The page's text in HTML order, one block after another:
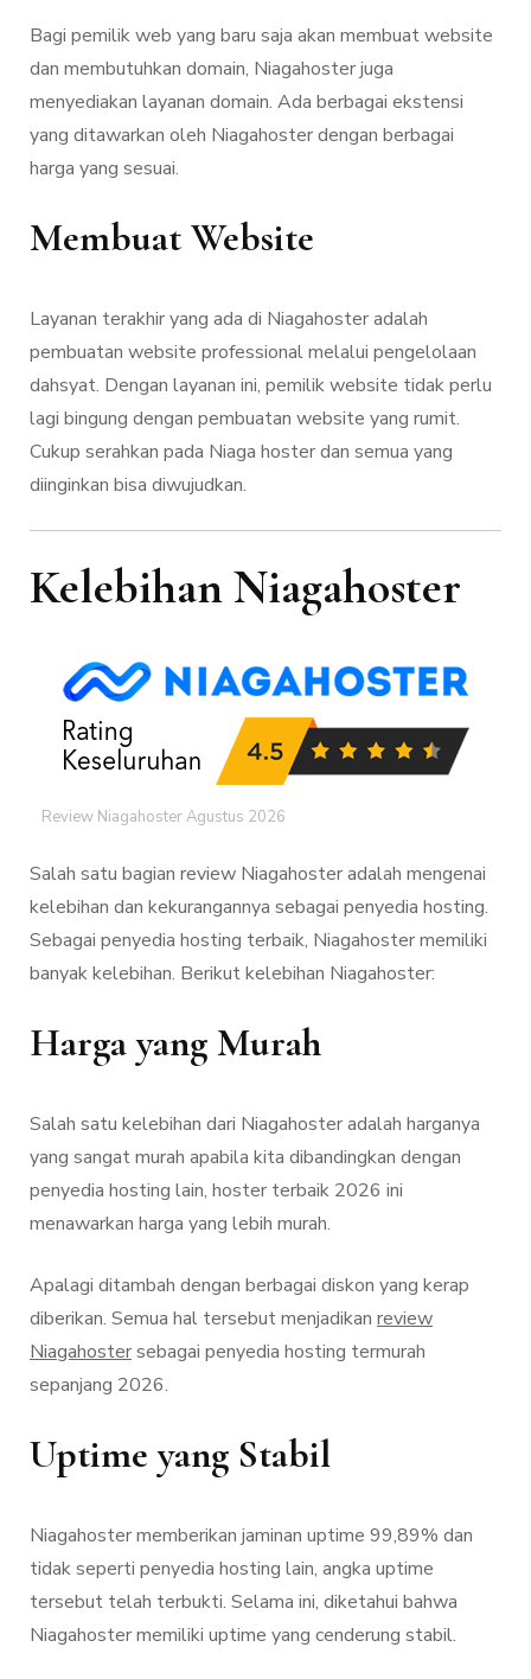
Bagi pemilik web yang baru saja akan membuat website
dan membutuhkan domain, Niagahoster juga
menyediakan layanan domain. Ada berbagai ekstensi
yang ditawarkan oleh Niagahoster dengan berbagai
harga yang sesuai.
Membuat Website
Layanan terakhir yang ada di Niagahoster adalah
pembuatan website professional melalui pengelolaan
dahsyat. Dengan layanan ini, pemilik website tidak perlu
lagi bingung dengan pembuatan website yang rumit.
Cukup serahkan pada Niaga hoster dan semua yang
diinginkan bisa diwujudkan.
Kelebihan Niagahoster
Review Niagahoster Agustus 2026
Salah satu bagian review Niagahoster adalah mengenai
kelebihan dan kekurangannya sebagai penyedia hosting.
Sebagai penyedia hosting terbaik, Niagahoster memiliki
banyak kelebihan. Berikut kelebihan Niagahoster:
Harga yang Murah
Salah satu kelebihan dari Niagahoster adalah harganya
yang sangat murah apabila kita dibandingkan dengan
penyedia hosting lain, hoster terbaik 2026 ini
menawarkan harga yang lebih murah.
Apalagi ditambah dengan berbagai diskon yang kerap
diberikan. Semua hal tersebut menjadikan review
Niagahostersebagai penyedia hosting termurah
sepanjang 2026.
Uptime yang Stabil
Niagahoster memberikan jaminan uptime 99,89% dan
tidak seperti penyedia hosting lain, angka uptime
tersebut telah terbukti. Selama ini, diketahui bahwa
Niagahoster memiliki uptime yang cenderung stabil.